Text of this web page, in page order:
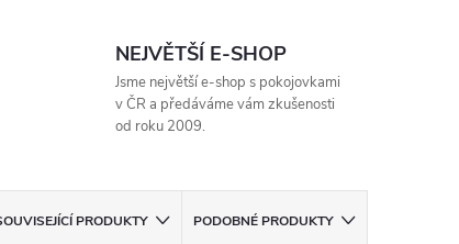
NEJVĚTŠÍ E-SHOP
Jsme největší e-shop s pokojovkami
v ČR a předáváme vám zkušenosti
od roku 2009.
PRODUKTY PODOBNÉ PRODUKTY